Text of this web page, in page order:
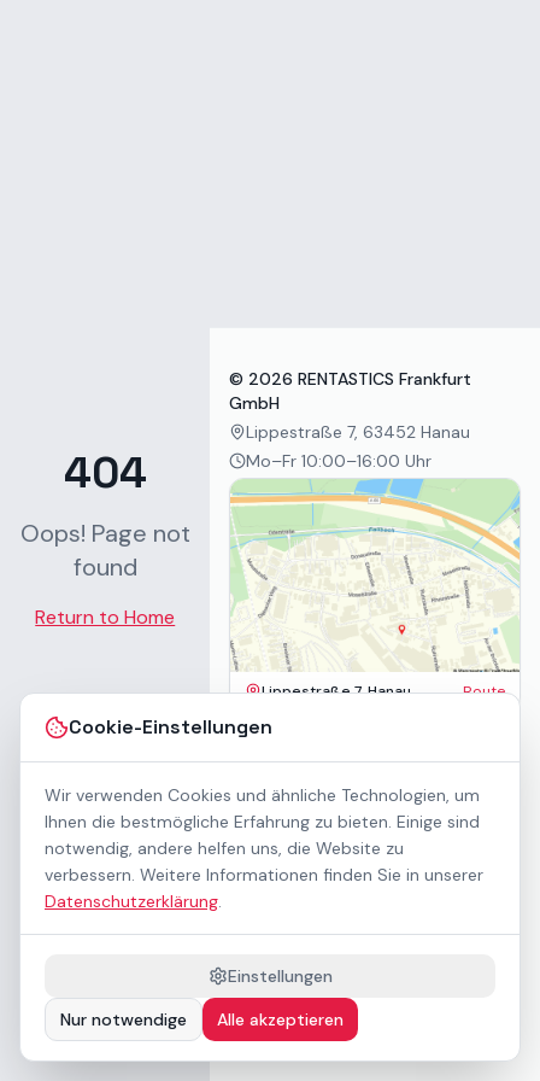
Cookie-Einstellungen
Wir verwenden Cookies und ähnliche Technologien, um
Ihnen die bestmögliche Erfahrung zu bieten. Einige sind
notwendig, andere helfen uns, die Website zu
verbessern. Weitere Informationen finden Sie in unserer
Datenschutzerklärung.
Einstellungen
Nur notwendige
Alle akzeptieren
404
Oops! Page not
found
Return to Home
© 2026 RENTASTICS Frankfurt
GmbH
Lippestraße 7, 63452 Hanau
Mo–Fr 10:00–16:00 Uhr
Lippestraße 7, Hanau Route
Impressum
Barrierefreiheit
Kontakt
Mietbedingungen
Cookie-Einstellungen
Downloads
Preisliste (PDF)
Barrierefrei nach WCAG 2.1 AA